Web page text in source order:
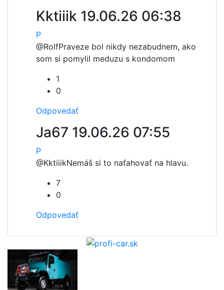
Kktiiik 19.06.26 06:38
P
@RolfPraveze bol nikdy nezabudnem, ako
som si pomylil meduzu s kondomom
1
0
Odpovedať
Ja67 19.06.26 07:55
P
@KktiiikNemáš si to naťahovať na hlavu.
7
0
Odpovedať